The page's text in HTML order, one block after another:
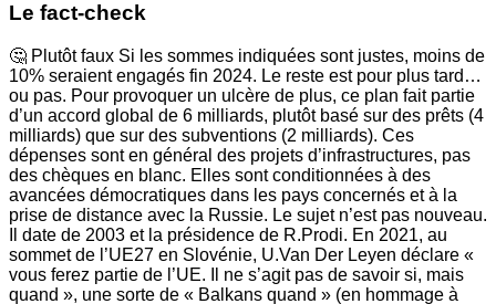
Le fact-check
🤔 Plutôt faux Si les sommes indiquées sont justes, moins de
10% seraient engagés fin 2024. Le reste est pour plus tard…
ou pas. Pour provoquer un ulcère de plus, ce plan fait partie
d’un accord global de 6 milliards, plutôt basé sur des prêts (4
milliards) que sur des subventions (2 milliards). Ces
dépenses sont en général des projets d’infrastructures, pas
des chèques en blanc. Elles sont conditionnées à des
avancées démocratiques dans les pays concernés et à la
prise de distance avec la Russie. Le sujet n’est pas nouveau.
Il date de 2003 et la présidence de R.Prodi. En 2021, au
sommet de l’UE27 en Slovénie, U.Van Der Leyen déclare «
vous ferez partie de l’UE. Il ne s’agit pas de savoir si, mais
quand », une sorte de « Balkans quand » (en hommage à